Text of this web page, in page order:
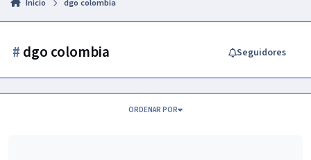
Inicio dgo colombia
# dgo colombia Seguidores
ORDENAR POR